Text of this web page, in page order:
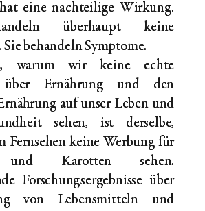
eine nachteilige Wirkung.
überhaupt keine
behandeln Symptome.
warum wir keine echte
über Ernährung und den
auf unser Leben und
sehen, ist derselbe,
Fernsehen keine Werbung für
und Karotten sehen.
Forschungsergebnisse über
von Lebensmitteln und